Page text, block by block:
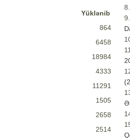
Yüklənib
864
6458
18984
4333
11291
1505
2658
2514